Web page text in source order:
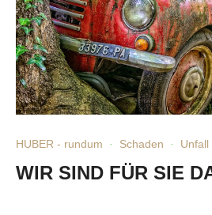
HUBER - rundum · Schaden · Unfall
WIR SIND FÜR SIE